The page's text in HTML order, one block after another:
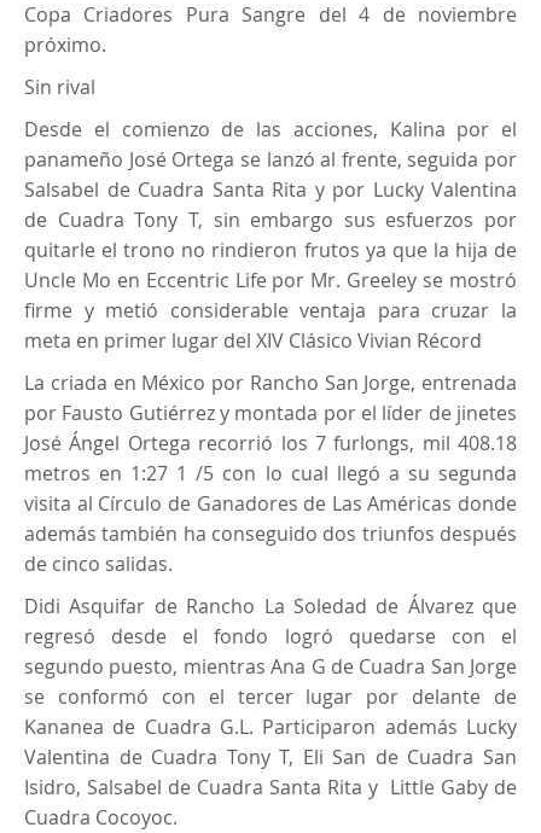
Copa Criadores Pura Sangre del 4 de noviembre
próximo.
Sin rival
Desde el comienzo de las acciones, Kalina por el
panameño José Ortega se lanzó al frente, seguida por
Salsabel de Cuadra Santa Rita y por Lucky Valentina
de Cuadra Tony T, sin embargo sus esfuerzos por
quitarle el trono no rindieron frutos ya que la hija de
Uncle Mo en Eccentric Life por Mr. Greeley se mostró
firme y metió considerable ventaja para cruzar la
meta en primer lugar del XIV Clásico Vivian Récord
La criada en México por Rancho San Jorge, entrenada
por Fausto Gutiérrez y montada por el líder de jinetes
José Ángel Ortega recorrió los 7 furlongs, mil 408.18
metros en 1:27 1 /5 con lo cual llegó a su segunda
visita al Círculo de Ganadores de Las Américas donde
además también ha conseguido dos triunfos después
de cinco salidas.
Didi Asquifar de Rancho La Soledad de Álvarez que
regresó desde el fondo logró quedarse con el
segundo puesto, mientras Ana G de Cuadra San Jorge
se conformó con el tercer lugar por delante de
Kananea de Cuadra G.L. Participaron además Lucky
Valentina de Cuadra Tony T, Eli San de Cuadra San
Isidro, Salsabel de Cuadra Santa Rita y Little Gaby de
Cuadra Cocoyoc.